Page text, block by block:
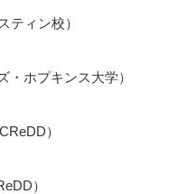
ティン校）
・ホプキンス大学）
）
）